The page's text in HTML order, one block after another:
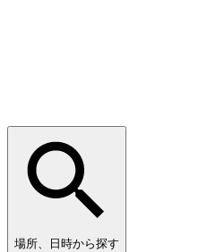
場所、日時から探す